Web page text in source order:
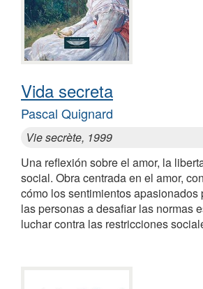
Vida secreta
Pascal Quignard
Vie secrète, 1999
Una reflexión sobre el amor, la
social. Obra centrada en el amor,
cómo los sentimientos apasionados
las personas a desafiar las normas
luchar contra las restricciones